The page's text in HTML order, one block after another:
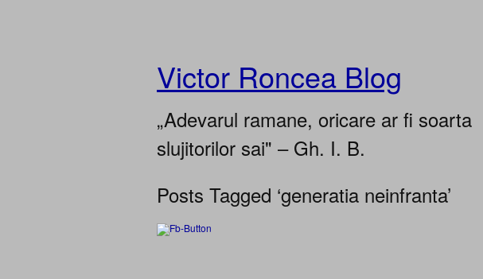
Victor Roncea Blog
„Adevarul ramane, oricare ar fi soarta
slujitorilor sai" – Gh. I. B.
Posts Tagged ‘generatia neinfranta’